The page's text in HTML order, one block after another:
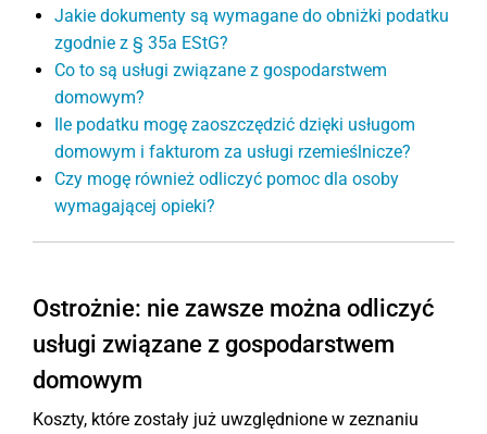
Jakie dokumenty są wymagane do obniżki podatku
zgodnie z § 35a EStG?
Co to są usługi związane z gospodarstwem
domowym?
Ile podatku mogę zaoszczędzić dzięki usługom
domowym i fakturom za usługi rzemieślnicze?
Czy mogę również odliczyć pomoc dla osoby
wymagającej opieki?
Ostrożnie: nie zawsze można odliczyć
usługi związane z gospodarstwem
domowym
Koszty, które zostały już uwzględnione w zeznaniu